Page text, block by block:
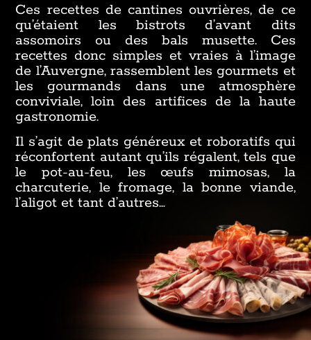
Ces recettes de cantines ouvrières, de ce
qu’étaient les bistrots d’avant dits
assomoirs ou des bals musette. Ces
recettes donc simples et vraies à l’image
de l’Auvergne, rassemblent les gourmets et
les gourmands dans une atmosphère
conviviale, loin des artifices de la haute
gastronomie.
Il s’agit de plats généreux et roboratifs qui
réconfortent autant qu’ils régalent, tels que
le pot-au-feu, les œufs mimosas, la
charcuterie, le fromage, la bonne viande,
l’aligot et tant d’autres…